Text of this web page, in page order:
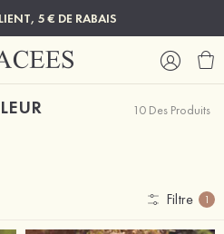
5 € DE RABAIS
10 Des Produits
Filtre 1